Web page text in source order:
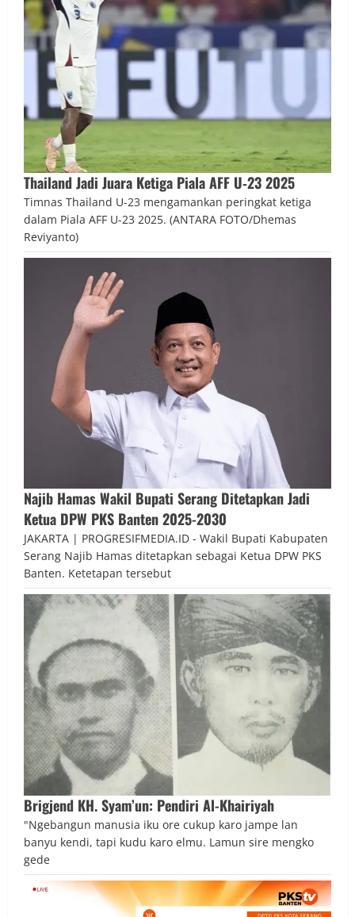
Thailand Jadi Juara Ketiga Piala AFF U‑23 2025
Timnas Thailand U-23 mengamankan peringkat ketiga
dalam Piala AFF U-23 2025. (ANTARA FOTO/Dhemas
Reviyanto)
Najib Hamas Wakil Bupati Serang Ditetapkan Jadi
Ketua DPW PKS Banten 2025-2030
JAKARTA | PROGRESIFMEDIA.ID - Wakil Bupati Kabupaten
Serang Najib Hamas ditetapkan sebagai Ketua DPW PKS
Banten. Ketetapan tersebut
Brigjend KH. Syam’un: Pendiri Al-Khairiyah
"Ngebangun manusia iku ore cukup karo jampe lan
banyu kendi, tapi kudu karo elmu. Lamun sire mengko
gede